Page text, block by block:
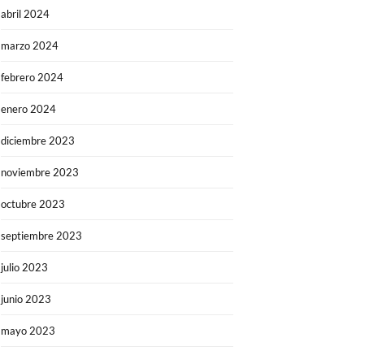
abril 2024
marzo 2024
febrero 2024
enero 2024
diciembre 2023
noviembre 2023
octubre 2023
septiembre 2023
julio 2023
junio 2023
mayo 2023